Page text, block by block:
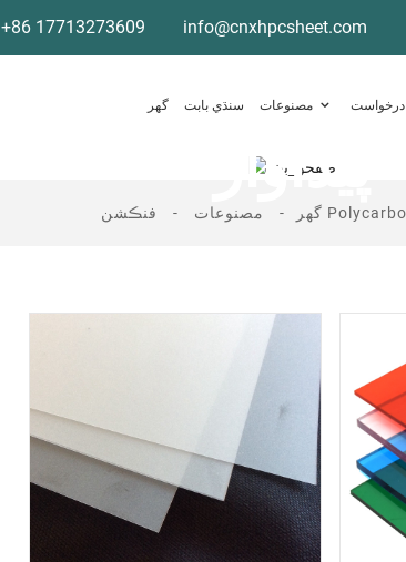
+86 17713273609 info@cnxhpcsheet.com
گهر سنڌي بابت مصنوعات درخواست
پيداوار
گهر مصنوعات